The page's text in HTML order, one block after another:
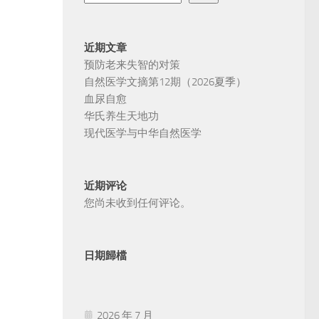
近期文章
预防老来失智的对策
自然医学文摘第12期（2026夏季）
血尿自愈
华氏养生天地功
现代医学与中华自然医学
近期评论
您尚未收到任何评论。
日期歸檔
2026 年 7 月